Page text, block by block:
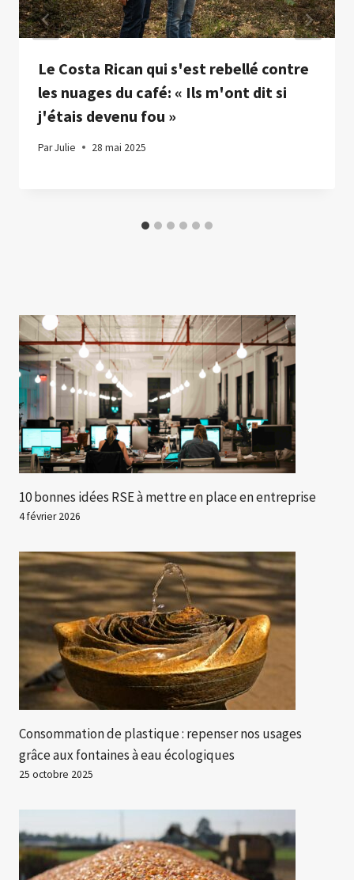
Le Costa Rican qui s'est rebellé contre
les nuages ​​du café: « Ils m'ont dit si
j'étais devenu fou »
ParJulie 28 mai 2025
10 bonnes idées RSE à mettre en place en entreprise
4 février 2026
Consommation de plastique : repenser nos usages
grâce aux fontaines à eau écologiques
25 octobre 2025